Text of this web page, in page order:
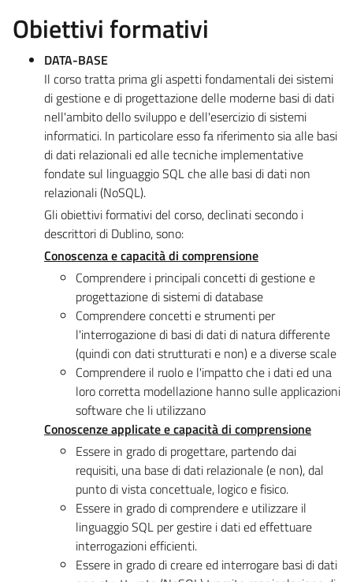
Obiettivi formativi
DATA-BASE
Il corso tratta prima gli aspetti fondamentali dei sistemi
di gestione e di progettazione delle moderne basi di dati
nell'ambito dello sviluppo e dell'esercizio di sistemi
informatici. In particolare esso fa riferimento sia alle basi
di dati relazionali ed alle tecniche implementative
fondate sul linguaggio SQL che alle basi di dati non
relazionali (NoSQL).
Gli obiettivi formativi del corso, declinati secondo i
descrittori di Dublino, sono:
Conoscenza e capacità di comprensione
Comprendere i principali concetti di gestione e
progettazione di sistemi di database
Comprendere concetti e strumenti per
l'interrogazione di basi di dati di natura differente
(quindi con dati strutturati e non) e a diverse scale
Comprendere il ruolo e l'impatto che i dati ed una
loro corretta modellazione hanno sulle applicazioni
software che li utilizzano
Conoscenze applicate e capacità di comprensione
Essere in grado di progettare, partendo dai
requisiti, una base di dati relazionale (e non), dal
punto di vista concettuale, logico e fisico.
Essere in grado di comprendere e utilizzare il
linguaggio SQL per gestire i dati ed effettuare
interrogazioni efficienti.
Essere in grado di creare ed interrogare basi di dati